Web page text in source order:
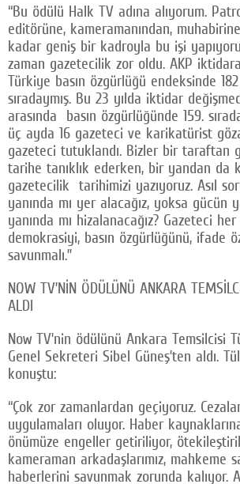
“Bu ödülü Halk TV adına alıyorum.
editörüne, kameramanından,
kadar geniş bir kadroyla bu işi
zaman gazetecilik zor oldu. AKP
Türkiye basın özgürlüğü endeksinde
sıradaymış. Bu 23 yılda iktidar
arasında basın özgürlüğünde 159.
üç ayda 16 gazeteci ve karikatürist
gazeteci tutuklandı. Bizler bir taraftan
tarihe tanıklık ederken, bir yandan da
gazetecilik tarihimizi yazıyoruz. Asıl
yanında mı yer alacağız, yoksa gücün
yanında mı hizalanacağız? Gazeteci her
demokrasiyi, basın özgürlüğünü, ifade
savunmalı.”
NOW TV’NİN ÖDÜLÜNÜ ANKARA
ALDI
Now TV’nin ödülünü Ankara Temsilcisi
Genel Sekreteri Sibel Güneş’ten aldı.
konuştu:
“Çok zor zamanlardan geçiyoruz.
uygulamaları oluyor. Haber
önümüze engeller getiriliyor,
kameraman arkadaşlarımız, mahkeme
haberlerini savunmak zorunda kalıyor.